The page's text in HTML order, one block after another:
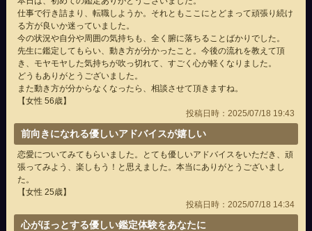
仕事で行き詰まり、転職しようか。それともここにとどまって頑張り続け
る方が良いか迷っていました。
今の状況や自分や周囲の気持ちも、全く腑に落ちることばかりでした。
先生に鑑定してもらい、動き方が分かったこと。今後の流れを教えて頂
き、モヤモヤした気持ちが吹っ切れて、すごく心が軽くなりました。
どうもありがとうございました。
また動き方が分からなくなったら、相談させて頂きますね。
【女性 56歳】
投稿日時：2025/07/18 19:43
前向きになれる優しいアドバイスが嬉しい
恋愛についてみてもらいました。とても優しいアドバイスをいただき、頑
張ってみよう、楽しもう！と思えました。本当にありがとうございまし
た。
【女性 25歳】
投稿日時：2025/07/18 14:34
心がほっとする優しい鑑定体験をあなたに